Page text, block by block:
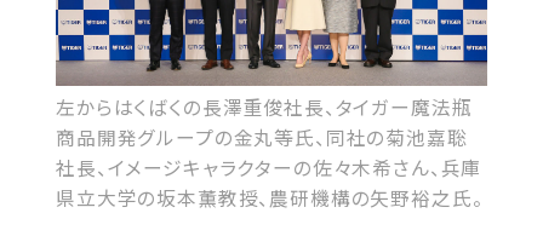
左からはくばくの長澤重俊社長、タイガー魔法瓶
商品開発グループの金丸等氏、同社の菊池嘉聡
社長、イメージキャラクターの佐々木希さん、兵庫
県立大学の坂本薫教授、農研機構の矢野裕之氏。